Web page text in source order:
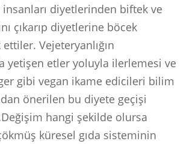
diyetlerinden biftek ve
çıkarıp diyetlerine böcek
Vejeteryanlığın
yetişen etler yoluyla ilerlemesi ve
gibi vegan ikame edicileri bilim
önerilen bu diyete geçişi
hangi şekilde olursa
küresel gıda sisteminin